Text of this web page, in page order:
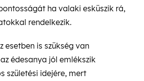
ha valaki esküszik rá,
rendelkezik.
esetben is szükség van
édesanya jól emlékszik
születési idejére, mert